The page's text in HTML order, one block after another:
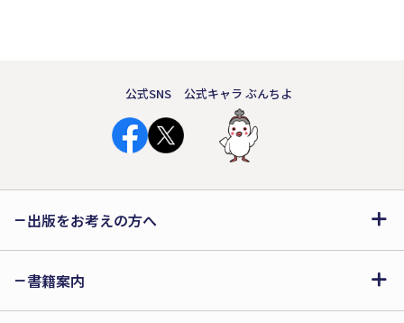
公式SNS 公式キャラ ぶんちよ
出版をお考えの方へ
書籍案内